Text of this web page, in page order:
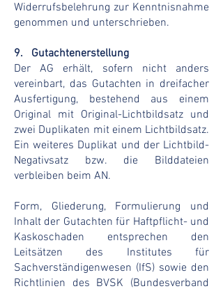
Widerrufsbelehrung zur Kenntnisnahme
genommen und unterschrieben.
9. Gutachtenerstellung
Der AG erhält, sofern nicht anders
vereinbart, das Gutachten in dreifacher
Ausfertigung, bestehend aus einem
Original mit Original-Lichtbildsatz und
zwei Duplikaten mit einem Lichtbildsatz.
Ein wei­teres Duplikat und der Lichtbild-
Negativsatz bzw. die Bilddateien
verbleiben beim AN.
Form, Gliederung, Formulierung und
Inhalt der Gutachten für Haftpflicht- und
Kaskoschaden ent­sprechen den
Leitsätzen des Institutes für
Sachverständigenwesen (IfS) sowie den
Richtlinien des BVSK (Bundesverband